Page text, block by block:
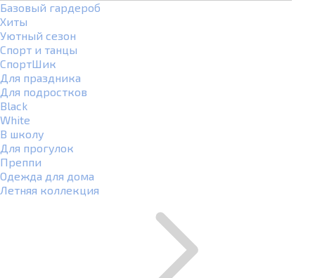
Базовый гардероб
Хиты
Уютный сезон
Спорт и танцы
СпортШик
Для праздника
Для подростков
Black
White
В школу
Для прогулок
Преппи
Одежда для дома
Летняя коллекция